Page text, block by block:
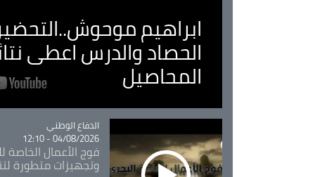
ابراهيم
الحصاد والدرس اعطى
المحاصيل
Catégorie
الدفاع الوطني
04/08/2026 - 12:10
فوج الأعمال الخاصة
وتجهيزات متطورة